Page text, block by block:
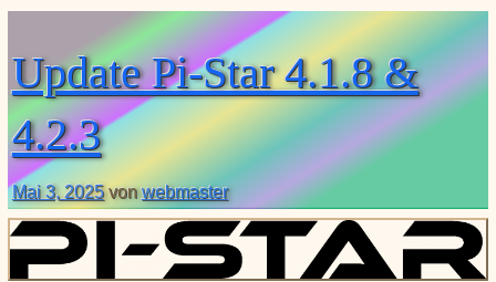
Liste aller Rubiken im DAPNET
BrandMeister Hose Line
CSS Tool (color party!)
DMR ID
YSFReflectors
Xreflector
IPSC2 Hotspot
deutsche Räume im Wires-X
XLX031
Download
Update Pi-Star 4.1.8 &
4.2.3
Mai 3, 2025 vonwebmaster